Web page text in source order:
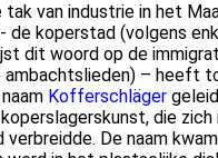
tak van industrie in het
- de koperstad (volgens
dit woord op de
ambachtslieden) – heeft
Kofferschläger
die zich
verbreidde. De naam